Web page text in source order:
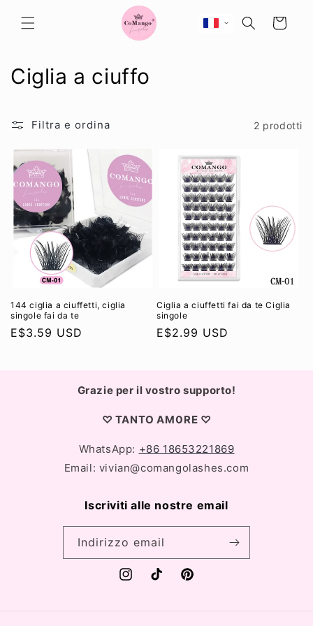
direttamente
ai contenuti
Carrello
C
l
l
e
z
i
e
Ciglia a ciuffo
Filtra e ordina 2 prodotti
144 ciglia a ciuffetti, ciglia
singole fai da te
Prezzo
E$3.59 USD
Ciglia a ciuffetti fai da te Ciglia
singole
Prezzo
E$2.99 USD
Grazie per il vostro supporto!
♡ TANTO AMORE ♡
WhatsApp: +86 18653221869
Email: vivian@comangolashes.com
Iscriviti alle nostre email
Indirizzo email
InstagramTikTok Pinterest